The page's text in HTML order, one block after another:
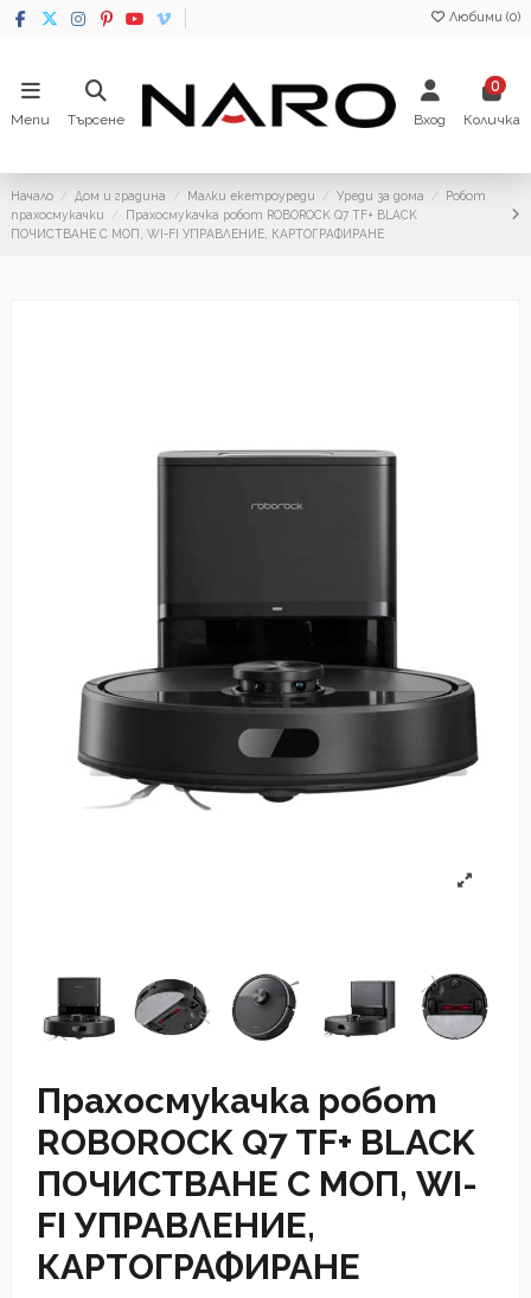
Любими (0)
Menu Търсене Вход
0
Количка
Начало Дом и градина Малки екетроуреди Уреди за дома
Робот
прахосмукачки
Прахосмукачка робот ROBOROCK Q7 TF+ BLACK
ПОЧИСТВАНЕ С МОП, WI-FI УПРАВЛЕНИЕ, КАРТОГРАФИРАНЕ
Прахосмукачка робот
ROBOROCK Q7 TF+ BLACK
ПОЧИСТВАНЕ С МОП, WI-
FI УПРАВЛЕНИЕ,
КАРТОГРАФИРАНЕ